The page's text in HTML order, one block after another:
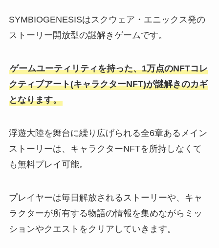
SYMBIOGENESISはスクウェア・エニックス発の
ストーリー開放型の謎解きゲームです。
ゲームユーティリティを持った、1万点のNFTコレ
クティブアート(キャラクターNFT)が謎解きのカギ
となります。
浮遊大陸を舞台に繰り広げられる全6章あるメイン
ストーリーは、キャラクターNFTを所持しなくて
も無料プレイ可能。
プレイヤーは毎日解放されるストーリーや、キャ
ラクターが所有する物語の情報を集めながらミッ
ションやクエストをクリアしていきます。